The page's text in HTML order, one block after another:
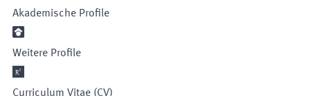
Akademische Profile

Weitere Profile

Curriculum Vitae (CV)